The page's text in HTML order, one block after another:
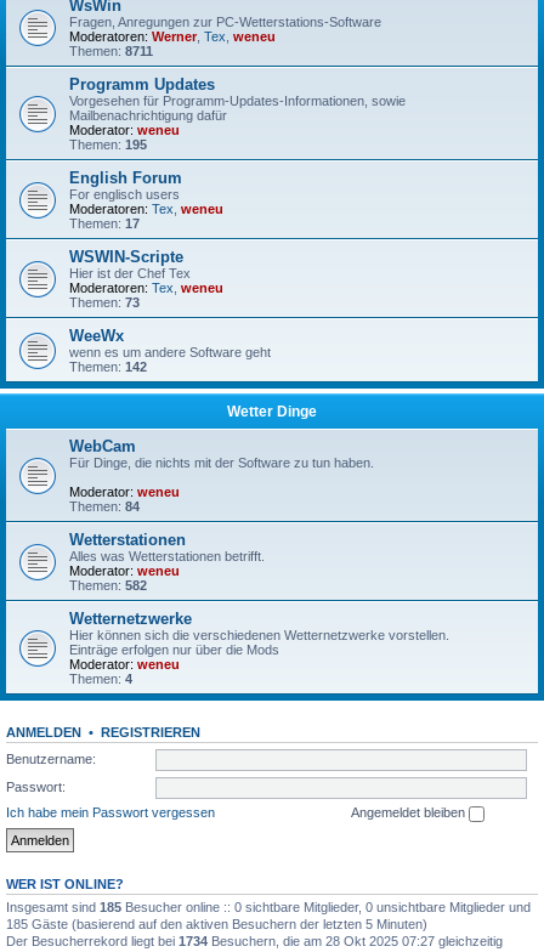
WsWin
Fragen, Anregungen zur PC-Wetterstations-Software
Moderatoren: Werner, Tex weneu
Themen: 8711
Programm Updates
Vorgesehen für Programm-Updates-Informationen, sowie
Mailbenachrichtigung dafür
Moderator: weneu
Themen: 195
English Forum
For englisch users
Moderatoren: Tex weneu
Themen: 17
WSWIN-Scripte
Hier ist der Chef Tex
Moderatoren: Tex weneu
Themen: 73
WeeWx
wenn es um andere Software geht
Themen: 142
Wetter Dinge
WebCam
Für Dinge, die nichts mit der Software zu tun haben.
Moderator: weneu
Themen: 84
Wetterstationen
Alles was Wetterstationen betrifft.
Moderator: weneu
Themen: 582
Wetternetzwerke
Hier können sich die verschiedenen Wetternetzwerke vorstellen.
Einträge erfolgen nur über die Mods
Moderator: weneu
Themen: 4
ANMELDEN • REGISTRIEREN
Benutzername:
Passwort:
Ich habe mein Passwort vergessen
Angemeldet bleiben
WER IST ONLINE?
Insgesamt sind 185 Besucher online :: 0 sichtbare Mitglieder, 0 unsichtbare Mitglieder und
185 Gäste (basierend auf den aktiven Besuchern der letzten 5 Minuten)
Der Besucherrekord liegt bei 1734 Besuchern, die am 28 Okt 2025 07:27 gleichzeitig